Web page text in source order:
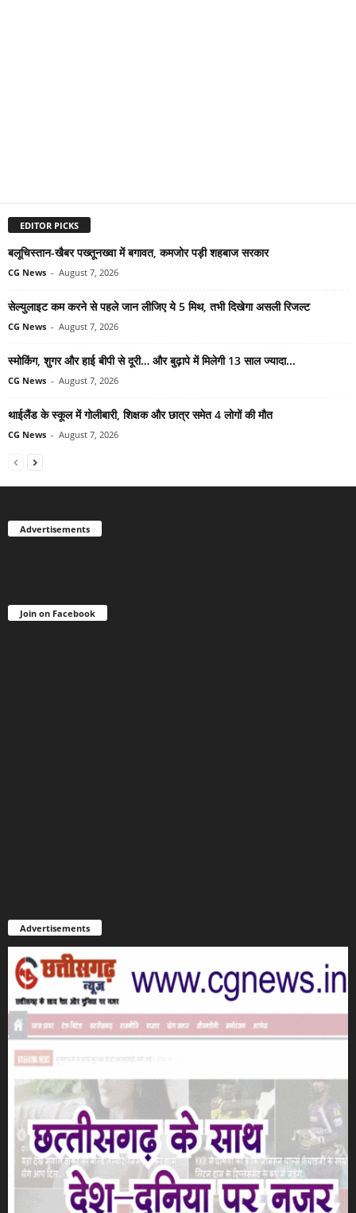
EDITOR PICKS
बलूचिस्तान-खैबर पख्तूनख्वा में बगावत, कमजोर पड़ी शहबाज सरकार
CG News - August 7, 2026
सेल्युलाइट कम करने से पहले जान लीजिए ये 5 मिथ, तभी दिखेगा असली रिजल्ट
CG News - August 7, 2026
स्मोकिंग, शुगर और हाई बीपी से दूरी… और बुढ़ापे में मिलेगी 13 साल ज्यादा...
CG News - August 7, 2026
थाईलैंड के स्कूल में गोलीबारी, शिक्षक और छात्र समेत 4 लोगों की मौत
CG News - August 7, 2026
Advertisements
Join on Facebook
Advertisements